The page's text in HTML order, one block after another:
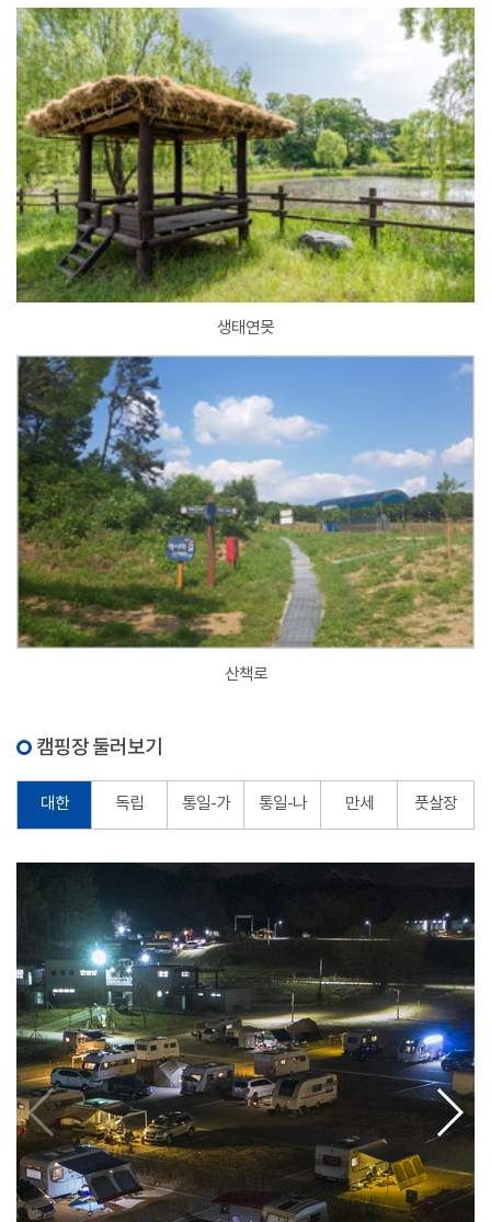
생태연못
산책로
캠핑장 둘러보기
대한 독립 통일-가 통일-나 만세 풋살장